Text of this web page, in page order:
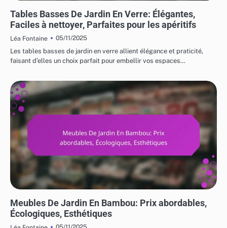
Tables Basses De Jardin En Verre: Élégantes,
Faciles à nettoyer, Parfaites pour les apéritifs
Léa Fontaine
05/11/2025
Les tables basses de jardin en verre allient élégance et praticité,
faisant d’elles un choix parfait pour embellir vos espaces…
Meubles De Jardin En Bambou: Prix abordables,
Écologiques, Esthétiques